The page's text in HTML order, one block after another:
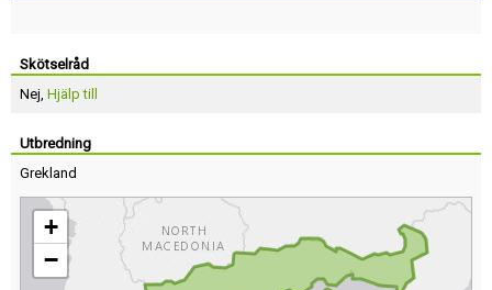
Skötselråd
Nej, Hjälp till
Utbredning
Grekland
+
−